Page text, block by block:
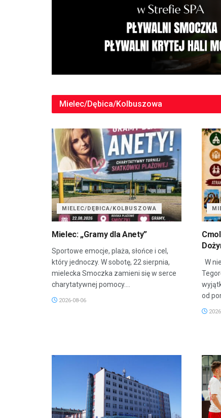
Mielec/Dębica/Kolbuszowa
MIELEC/DĘBICA/KOLBUSZOWA
Mielec: „Gramy dla Anety”
Sportowe emocje, plaża, słońce i cel,
który jednoczy. W sobotę, 22 sierpnia,
mielecka Smoczka zamieni się w serce
charytatywnej pomocy....
2026-08-06
W
od